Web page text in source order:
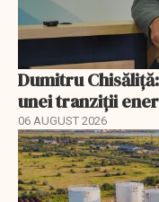
Dumitru
unei tranziții
06 AUGUST 2026